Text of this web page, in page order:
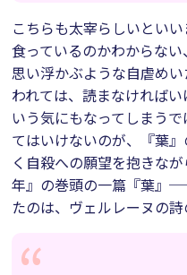
こちらも太宰らしいとい
食っているのかわからな
思い浮かぶような自虐め
われては、読まなければ
いう気にもなってしまう
てはいけないのが、『葉
く自殺への願望を抱きな
年』の巻頭の一篇『葉』
たのは、ヴェルレーヌの詩